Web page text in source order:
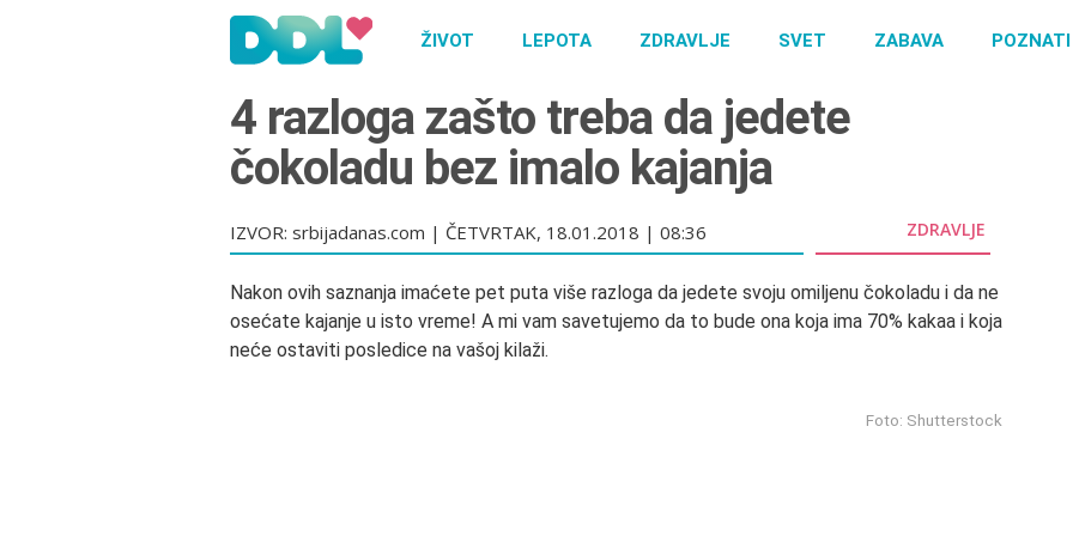
ŽIVOT LEPOTA ZDRAVLJE SVET ZABAVA POZNATI
4 razloga zašto treba da jedete
čokoladu bez imalo kajanja
IZVOR: srbijadanas.com | ČETVRTAK, 18.01.2018 | 08:36 ZDRAVLJE
Nakon ovih saznanja imaćete pet puta više razloga da jedete svoju omiljenu čokoladu i da ne
osećate kajanje u isto vreme! A mi vam savetujemo da to bude ona koja ima 70% kakaa i koja
neće ostaviti posledice na vašoj kilaži.
Foto: Shutterstock